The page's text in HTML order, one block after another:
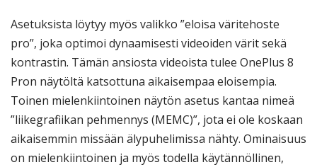
Asetuksista löytyy myös valikko ”eloisa väritehoste
pro”, joka optimoi dynaamisesti videoiden värit sekä
kontrastin. Tämän ansiosta videoista tulee OnePlus 8
Pron näytöltä katsottuna aikaisempaa eloisempia.
Toinen mielenkiintoinen näytön asetus kantaa nimeä
”liikegrafiikan pehmennys (MEMC)”, jota ei ole koskaan
aikaisemmin missään älypuhelimissa nähty. Ominaisuus
on mielenkiintoinen ja myös todella käytännöllinen,